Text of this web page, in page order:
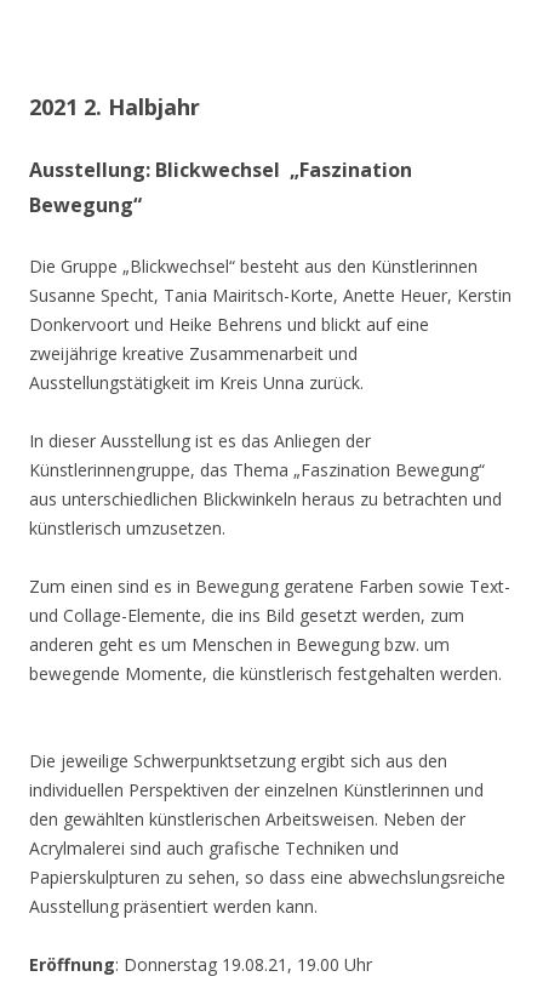
2021 2. Halbjahr
Ausstellung: Blickwechsel „Faszination
Bewegung“
Die Gruppe „Blickwechsel“ besteht aus den Künstlerinnen
Susanne Specht, Tania Mairitsch-Korte, Anette Heuer, Kerstin
Donkervoort und Heike Behrens und blickt auf eine
zweijährige kreative Zusammenarbeit und
Ausstellungstätigkeit im Kreis Unna zurück.
In dieser Ausstellung ist es das Anliegen der
Künstlerinnengruppe, das Thema „Faszination Bewegung“
aus unterschiedlichen Blickwinkeln heraus zu betrachten und
künstlerisch umzusetzen.
Zum einen sind es in Bewegung geratene Farben sowie Text-
und Collage-Elemente, die ins Bild gesetzt werden, zum
anderen geht es um Menschen in Bewegung bzw. um
bewegende Momente, die künstlerisch festgehalten werden.
Die jeweilige Schwerpunktsetzung ergibt sich aus den
individuellen Perspektiven der einzelnen Künstlerinnen und
den gewählten künstlerischen Arbeitsweisen. Neben der
Acrylmalerei sind auch grafische Techniken und
Papierskulpturen zu sehen, so dass eine abwechslungsreiche
Ausstellung präsentiert werden kann.
Eröffnung: Donnerstag 19.08.21, 19.00 Uhr